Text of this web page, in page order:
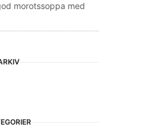
morotssoppa med